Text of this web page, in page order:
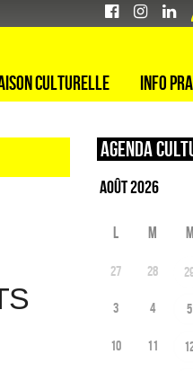
culturelle Info
Agenda
L M M
27 28
3 4 5
10 11